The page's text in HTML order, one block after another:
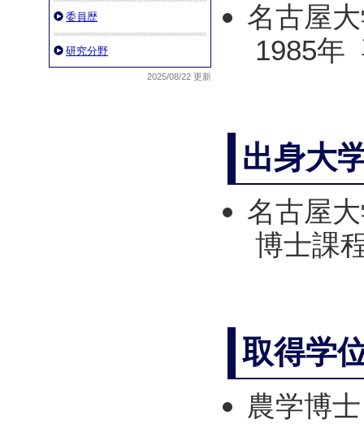
委員歴
研究分野
2025/08/22 更新
名古屋
1985年
出身大
名古屋
博士課
取得学
農学博